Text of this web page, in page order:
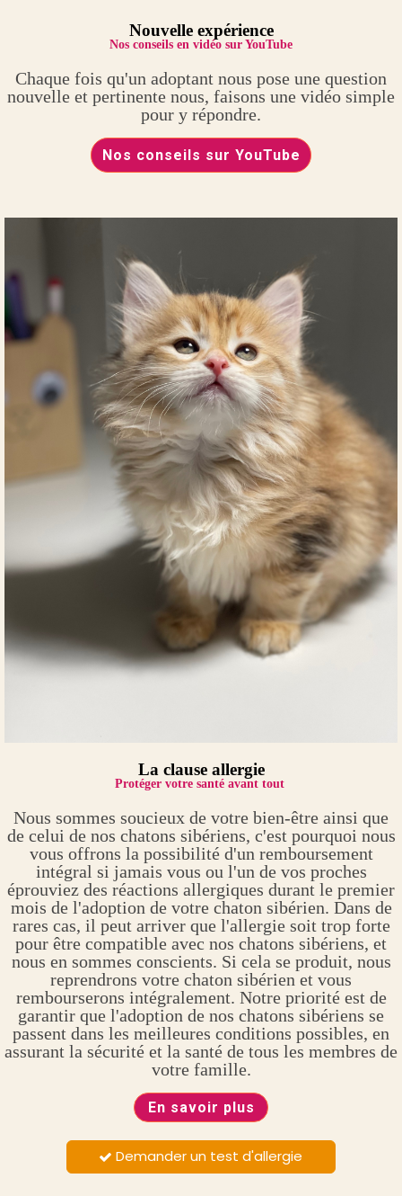
Nouvelle expérience
Nos conseils en vidéo sur YouTube
Chaque fois qu'un adoptant nous pose une question
nouvelle et pertinente nous, faisons une vidéo simple
pour y répondre.
Nos conseils sur YouTube
La clause allergie
Protéger votre santé avant tout
Nous sommes soucieux de votre bien-être ainsi que
de celui de nos chatons sibériens, c'est pourquoi nous
vous offrons la possibilité d'un remboursement
intégral si jamais vous ou l'un de vos proches
éprouviez des réactions allergiques durant le premier
mois de l'adoption de votre chaton sibérien. Dans de
rares cas, il peut arriver que l'allergie soit trop forte
pour être compatible avec nos chatons sibériens, et
nous en sommes conscients. Si cela se produit, nous
reprendrons votre chaton sibérien et vous
rembourserons intégralement. Notre priorité est de
garantir que l'adoption de nos chatons sibériens se
passent dans les meilleures conditions possibles, en
assurant la sécurité et la santé de tous les membres de
votre famille.
En savoir plus
 Demander un test d'allergie